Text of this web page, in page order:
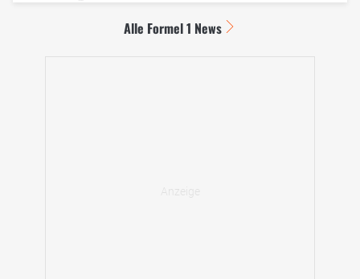
Alle Formel 1 News